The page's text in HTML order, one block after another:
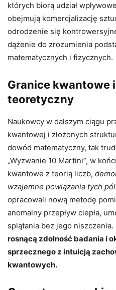
których biorą udział
obejmują komercjalizację
odrodzenie się
dążenie do zrozumienia
matematycznych i fizycznych.
Granice kwantowe
teoretyczny
Naukowcy w dalszym ciągu
kwantowej i złożonych
dowód matematyczny, tak
„Wyzwanie 10 Martini”, w
kwantowe z teorią liczb,
wzajemne powiązania tych pól
opracowali nową metodę
anomalny przepływ ciepła,
splątania bez jego niszczenia.
rosnącą zdolność badania i
sprzecznego z intuicją
kwantowych.